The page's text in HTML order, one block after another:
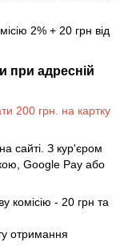
2% + 20 грн від
при адресній
200 грн. на картку
сайті. З кур'єром
Google Pay або
комісію - 20 грн та
отримання